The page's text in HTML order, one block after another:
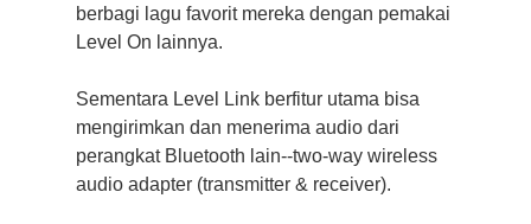
berbagi lagu favorit mereka dengan pemakai
Level On lainnya.
Sementara Level Link berfitur utama bisa
mengirimkan dan menerima audio dari
perangkat Bluetooth lain--two-way wireless
audio adapter (transmitter & receiver).